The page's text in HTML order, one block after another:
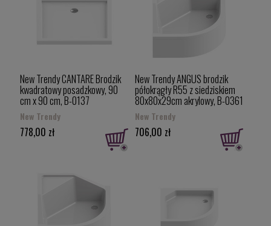
New Trendy CANTARE Brodzik
kwadratowy posadzkowy, 90
cm x 90 cm, B-0137
New Trendy
778,00 zł
New Trendy ANGUS brodzik
półokrągły R55 z siedziskiem
80x80x29cm akrylowy, B-0361
New Trendy
706,00 zł